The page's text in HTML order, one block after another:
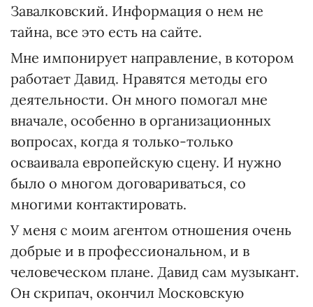
Завалковский. Информация о нем не
тайна, все это есть на сайте.
Мне импонирует направление, в котором
работает Давид. Нравятся методы его
деятельности. Он много помогал мне
вначале, особенно в организационных
вопросах, когда я только-только
осваивала европейскую сцену. И нужно
было о многом договариваться, со
многими контактировать.
У меня с моим агентом отношения очень
добрые и в профессиональном, и в
человеческом плане. Давид сам музыкант.
Он скрипач, окончил Московскую